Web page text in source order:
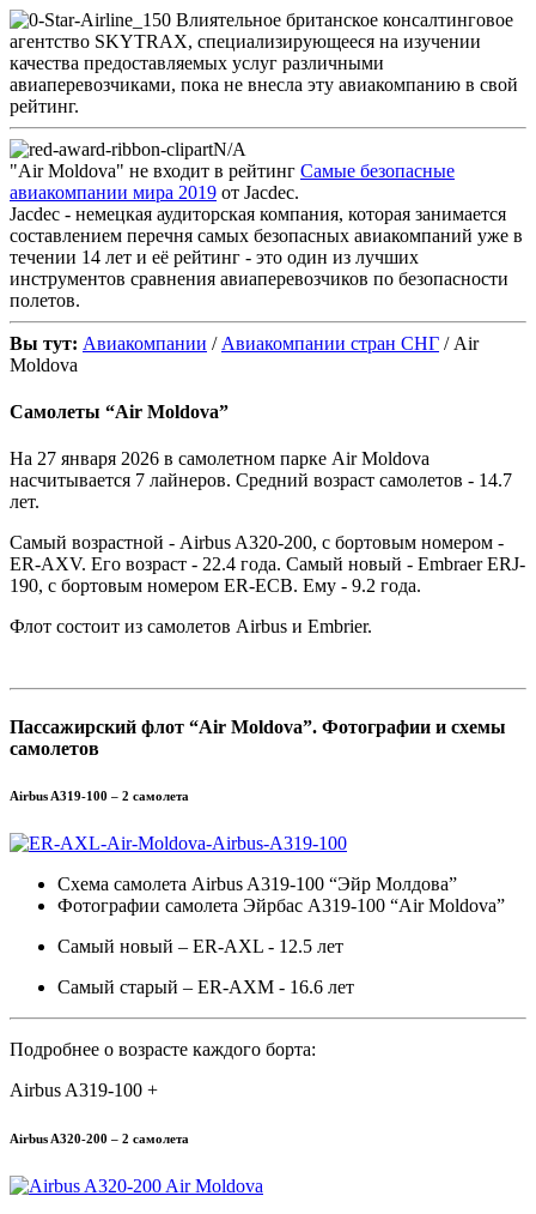
Влиятельное британское консалтинговое
агентство SKYTRAX, специализирующееся на изучении
качества предоставляемых услуг различными
авиаперевозчиками, пока не внесла эту авиакомпанию в свой
рейтинг.
N/A
"Air Moldova" не входит в рейтинг Самые безопасные
авиакомпании мира 2019 от Jacdec.
Jacdec - немецкая аудиторская компания, которая занимается
составлением перечня самых безопасных авиакомпаний уже в
течении 14 лет и её рейтинг - это один из лучших
инструментов сравнения авиаперевозчиков по безопасности
полетов.
Вы тут: Авиакомпании / Авиакомпании стран СНГ / Air
Moldova
Самолеты “Air Moldova”
На 27 января 2026 в самолетном парке Air Moldova
насчитывается 7 лайнеров. Средний возраст самолетов - 14.7
лет.
Самый возрастной - Airbus A320-200, с бортовым номером -
ER-AXV. Его возраст - 22.4 года. Самый новый - Embraer ERJ-
190, с бортовым номером ER-ECB. Ему - 9.2 года.
Флот состоит из самолетов Airbus и Embrier.
Пассажирский флот “Air Moldova”. Фотографии и схемы
самолетов
Airbus A319-100 – 2 самолета
Схема самолета Airbus A319-100 “Эйр Молдова”
Фотографии самолета Эйрбас A319-100 “Air Moldova”
Самый новый – ER-AXL - 12.5 лет
Самый старый – ER-AXM - 16.6 лет
Подробнее о возрасте каждого борта:
Airbus A319-100 +
Airbus A320-200 – 2 самолета